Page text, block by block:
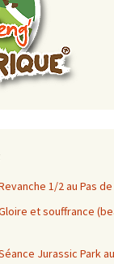
1/2 au Pas
et souffrance
Jurassic Park